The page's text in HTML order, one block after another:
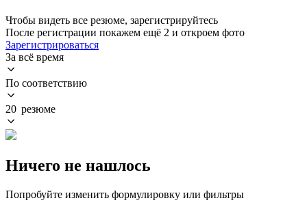
Чтобы видеть все резюме, зарегистрируйтесь
После регистрации покажем ещё 2 и откроем фото
Зарегистрироваться
За всё время
По соответствию
20 резюме
Ничего не нашлось
Попробуйте изменить формулировку или фильтры